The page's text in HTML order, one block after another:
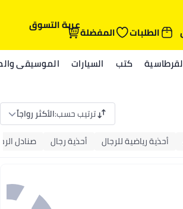
الطلبات المفضلةعربة التسوق
كتب السيارات الموسيقى
ترتيب حسب:الأكثر رواجاً
أحذية رياضية للرجال أحذية رجال صنادل